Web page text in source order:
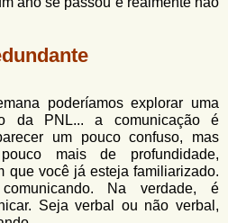
poderíamos explorar uma
da PNL... a comunicação é
um pouco confuso, mas
mais de profundidade,
que você já esteja familiarizado.
Na verdade, é
Seja verbal ou não verbal,